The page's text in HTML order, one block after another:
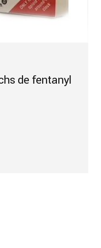
de fentanyl